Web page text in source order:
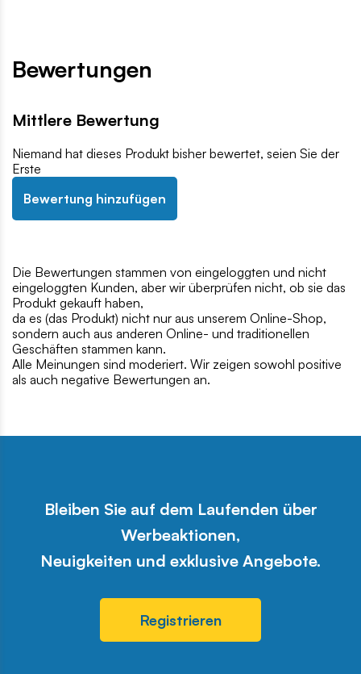
Bewertungen
Mittlere Bewertung
Niemand hat dieses Produkt bisher bewertet, seien Sie der
Erste
Bewertung hinzufügen
Die Bewertungen stammen von eingeloggten und nicht
eingeloggten Kunden, aber wir überprüfen nicht, ob sie das
Produkt gekauft haben,
da es (das Produkt) nicht nur aus unserem Online-Shop,
sondern auch aus anderen Online- und traditionellen
Geschäften stammen kann.
Alle Meinungen sind moderiert. Wir zeigen sowohl positive
als auch negative Bewertungen an.
Bleiben Sie auf dem Laufenden über
Werbeaktionen,
Neuigkeiten und exklusive Angebote.
Registrieren